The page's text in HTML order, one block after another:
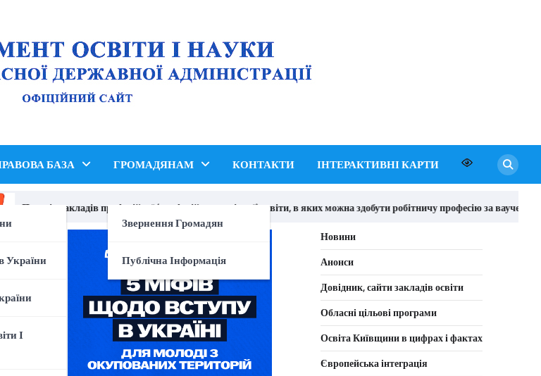
обласної державної
адміністрації
БАЗА
України
І
ГРОМАДЯНАМ
Звернення Громадян
Публічна Інформація
КОНТАКТИ ІНТЕРАКТИВНІ КАРТИ
Перелік закладів професійної (професійно-технічної) освіти, в яких можна здобути робітничу професію за ваучером
Новини
Анонси
Довідник, сайти закладів освіти
Обласні цільові програми
Освіта Київщини в цифрах і фактах
Європейська інтеграція